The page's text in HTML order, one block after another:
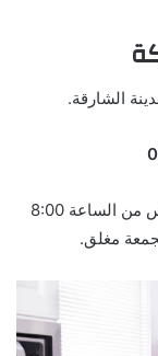
الشارقة.
: من يوم السبت إلى يوم الخميس من الساعة 8:00